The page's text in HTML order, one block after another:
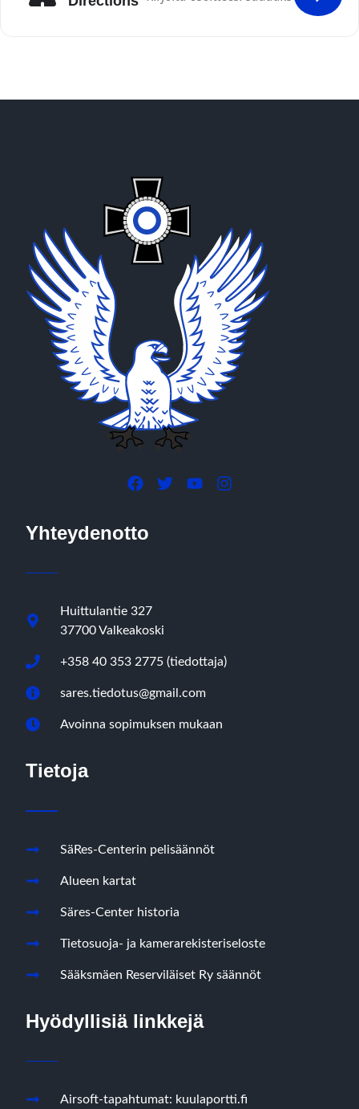
Yhteydenotto
Huittulantie 327
37700 Valkeakoski
+358 40 353 2775 (tiedottaja)
sares.tiedotus@gmail.com
Avoinna sopimuksen mukaan
Tietoja
SäRes-Centerin pelisäännöt
Alueen kartat
Säres-Center historia
Tietosuoja- ja kamerarekisteriseloste
Sääksmäen Reserviläiset Ry säännöt
Hyödyllisiä linkkejä
Airsoft-tapahtumat: kuulaportti.fi